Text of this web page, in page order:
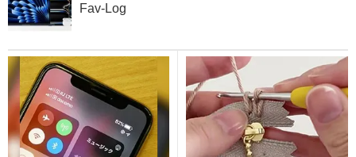
Fav-Log